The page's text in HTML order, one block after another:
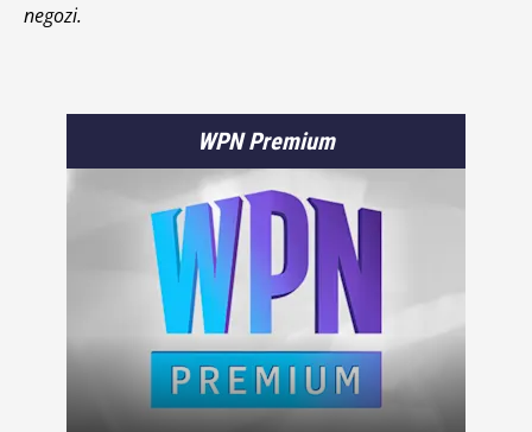
negozi.
WPN Premium